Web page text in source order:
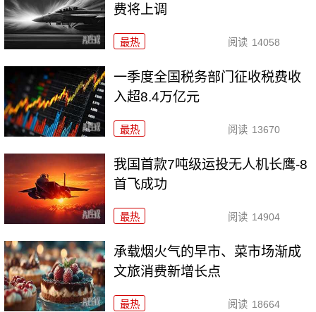
费将上调
最热 阅读 14058
一季度全国税务部门征收税费收
入超8.4万亿元
最热 阅读 13670
我国首款7吨级运投无人机长鹰-8
首飞成功
最热 阅读 14904
承载烟火气的早市、菜市场渐成
文旅消费新增长点
最热 阅读 18664